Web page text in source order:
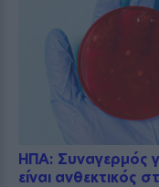
ΗΠΑ: Συναγερμός
είναι ανθεκτικός